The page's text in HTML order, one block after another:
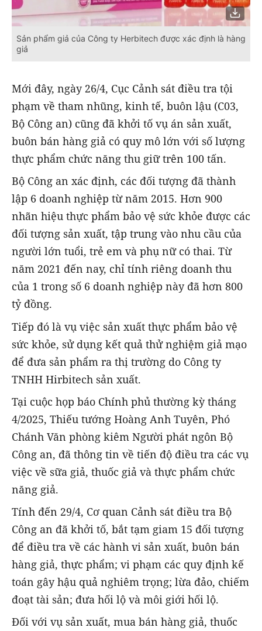
Sản phẩm giả của Công ty Herbitech được xác định là hàng
giả
Mới đây, ngày 26/4, Cục Cảnh sát điều tra tội
phạm về tham nhũng, kinh tế, buôn lậu (C03,
Bộ Công an) cũng đã khởi tố vụ án sản xuất,
buôn bán hàng giả có quy mô lớn với số lượng
thực phẩm chức năng thu giữ trên 100 tấn.
Bộ Công an xác định, các đối tượng đã thành
lập 6 doanh nghiệp từ năm 2015. Hơn 900
nhãn hiệu thực phẩm bảo vệ sức khỏe được các
đối tượng sản xuất, tập trung vào nhu cầu của
người lớn tuổi, trẻ em và phụ nữ có thai. Từ
năm 2021 đến nay, chỉ tính riêng doanh thu
của 1 trong số 6 doanh nghiệp này đã hơn 800
tỷ đồng.
Tiếp đó là vụ việc sản xuất thực phẩm bảo vệ
sức khỏe, sử dụng kết quả thử nghiệm giả mạo
để đưa sản phẩm ra thị trường do Công ty
TNHH Hirbitech sản xuất.
Tại cuộc họp báo Chính phủ thường kỳ tháng
4/2025, Thiếu tướng Hoàng Anh Tuyên, Phó
Chánh Văn phòng kiêm Người phát ngôn Bộ
Công an, đã thông tin về tiến độ điều tra các vụ
việc về sữa giả, thuốc giả và thực phẩm chức
năng giả.
Tính đến 29/4, Cơ quan Cảnh sát điều tra Bộ
Công an đã khởi tố, bắt tạm giam 15 đối tượng
để điều tra về các hành vi sản xuất, buôn bán
hàng giả, thực phẩm; vi phạm các quy định kế
toán gây hậu quả nghiêm trọng; lừa đảo, chiếm
đoạt tài sản; đưa hối lộ và môi giới hối lộ.
Đối với vụ sản xuất, mua bán hàng giả, thuốc